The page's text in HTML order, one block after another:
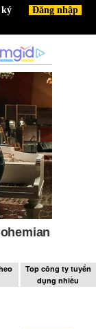
Top công ty tuyển
dụng nhiều